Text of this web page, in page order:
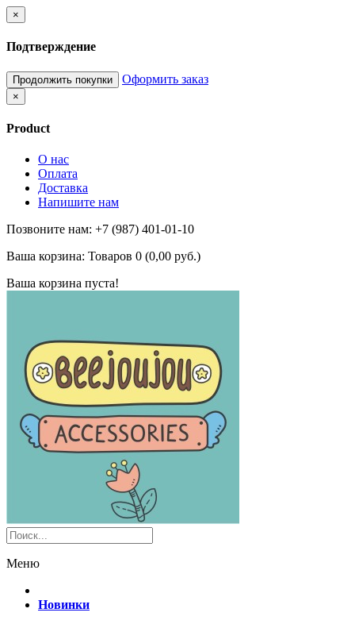
×
Подтверждение
Продолжить покупки Оформить заказ
×
Product
О нас
Оплата
Доставка
Напишите нам
Позвоните нам: +7 (987) 401-01-10
Ваша корзина: Товаров 0 (0,00 руб.)
Ваша корзина пуста!
Меню
Новинки